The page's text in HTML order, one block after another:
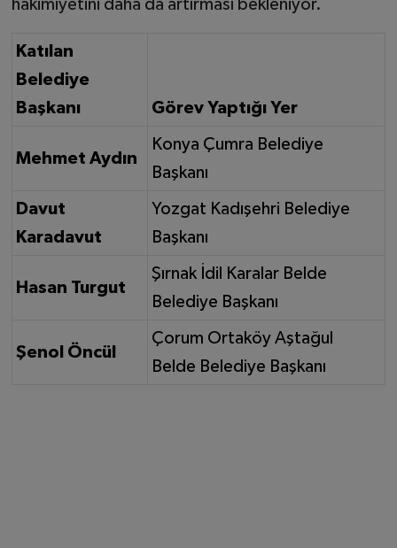
hakimiyetini daha da artırması bekleniyor.
Katılan
Belediye
Başkanı
Görev Yaptığı Yer
Mehmet Aydın
Konya Çumra Belediye
Başkanı
Davut
Karadavut
Yozgat Kadışehri Belediye
Başkanı
Hasan Turgut
Şırnak İdil Karalar Belde
Belediye Başkanı
Şenol Öncül
Çorum Ortaköy Aştağul
Belde Belediye Başkanı